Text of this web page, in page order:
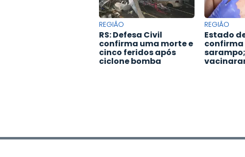
REGIÃO
RS: Defesa Civil
confirma uma morte e
cinco feridos após
ciclone bomba
REGIÃO
Estado
confirma
sarampo;